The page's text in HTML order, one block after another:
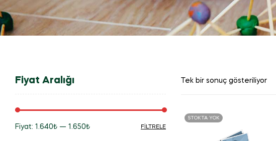
Tek bir sonuç gösteriliyor
STOKTA YOK
Fiyat Aralığı
FILTRELE
Fiyat: 1.640₺ — 1.650₺